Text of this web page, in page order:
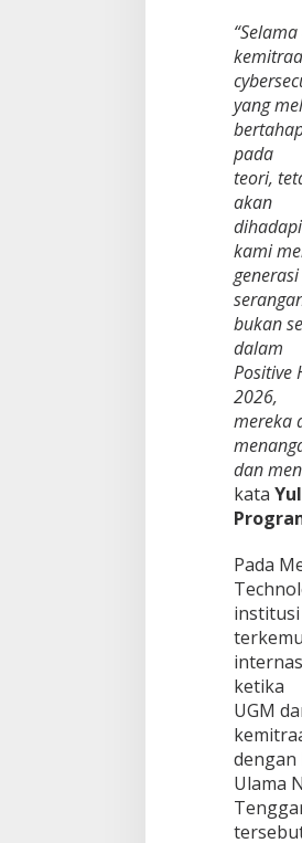
yang
pada
teori,
akan
kami
bukan
dalam
Positive
2026,
mereka
dan
kata
Pada
ketika
UGM
dengan
Ulama